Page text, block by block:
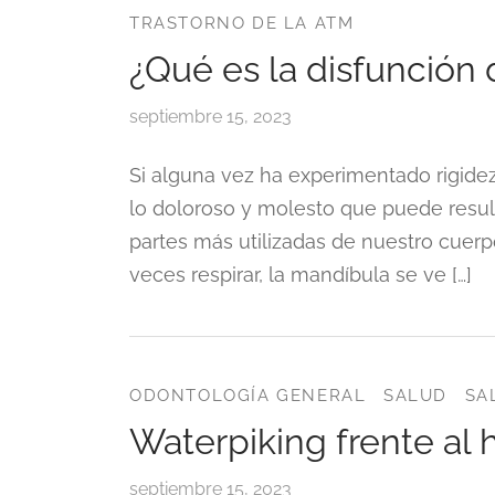
TRASTORNO DE LA ATM
¿Qué es la disfunción
septiembre 15, 2023
Si alguna vez ha experimentado
lo doloroso y molesto que puede
partes más utilizadas de nuestro
veces respirar, la mandíbula se ve […]
ODONTOLOGÍA GENERAL SALUD
Waterpiking frente al
septiembre 15, 2023